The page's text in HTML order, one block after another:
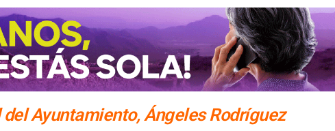
Ayuntamiento, Ángeles Rodríguez